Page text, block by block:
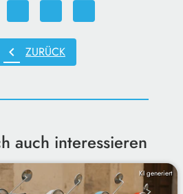
chevron_left ZURÜCK
auch interessieren
KI generiert